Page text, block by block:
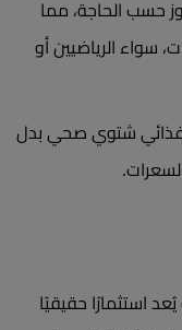
حسب الحاجة، مما
سواء الرياضيين أو
غذائي شتوي صحي بدل
استثمارًا حقيقيًا